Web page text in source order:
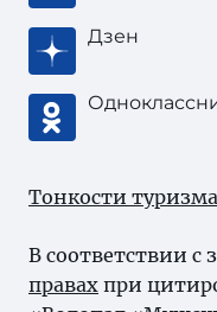
Дзен
Тонкости туризма
В соответствии с
правах при